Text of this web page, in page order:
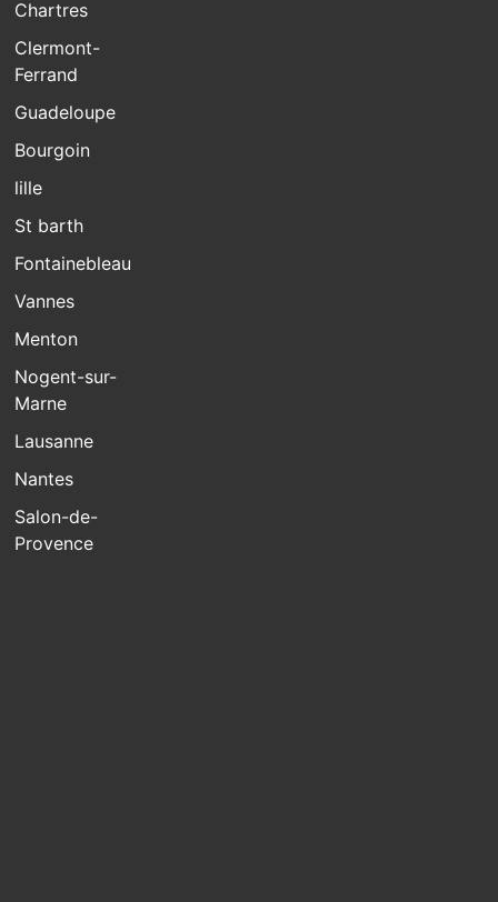
Chartres
Clermont-
Ferrand
Guadeloupe
Bourgoin
lille
St barth
Fontainebleau
Vannes
Menton
Nogent-sur-
Marne
Lausanne
Nantes
Salon-de-
Provence